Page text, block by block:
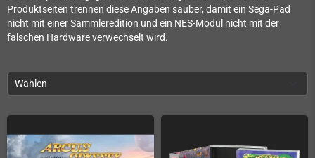
Produktseiten trennen diese Angaben sauber, damit ein Sega-Pad
nicht mit einer Sammleredition und ein NES-Modul nicht mit der
falschen Hardware verwechselt wird.
Wählen